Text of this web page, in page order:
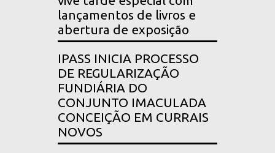
lançamentos de livros e
abertura de exposição
IPASS INICIA PROCESSO
DE REGULARIZAÇÃO
FUNDIÁRIA DO
CONJUNTO IMACULADA
CONCEIÇÃO EM CURRAIS
NOVOS